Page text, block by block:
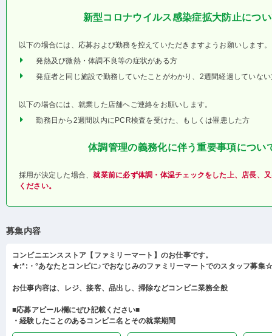
新型コロナウイルス感染症拡大防止につ
以下の場合には、応募および勤務を控えていただきますようお願いします。
発熱及び微熱・体調不良等の症状がある方
発症者と同じ施設で勤務していたことがわかり、2週間経過していな
以下の場合には、就業した店舗へご連絡をお願いします。
勤務日から2週間以内にPCR検査を受けた、もしくは罹患した方
体調管理の義務化に伴う重要事項につい
採用が決定した場合、就業前に必ず体調・体温チェックをした上、店長、
ください。
募集内容
コンビニエンスストア【ファミリーマート】のお仕事です。
★:*:・°あなたとコンビに♪でおなじみのファミリーマートでのスタッフ募集
お仕事内容は、レジ、接客、品出し、掃除などコンビニ業務全般
■応募アピール欄にぜひ記載ください■
・経験したことのあるコンビニ名とその就業期間